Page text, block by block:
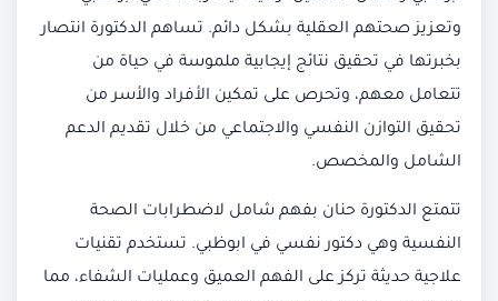
وتعزيز صحتهم العقلية بشكل دائم. تساهم الدكتورة انتصار
بخبرتها في تحقيق نتائج إيجابية ملموسة في حياة من
تتعامل معهم، وتحرص على تمكين الأفراد والأسر من
تحقيق التوازن النفسي والاجتماعي من خلال تقديم الدعم
الشامل والمخصص.
تتمتع الدكتورة حنان بفهم شامل لاضطرابات الصحة
النفسية وهي دكتور نفسي في ابوظبي. تستخدم تقنيات
علاجية حديثة تركز على الفهم العميق وعمليات الشفاء، مما